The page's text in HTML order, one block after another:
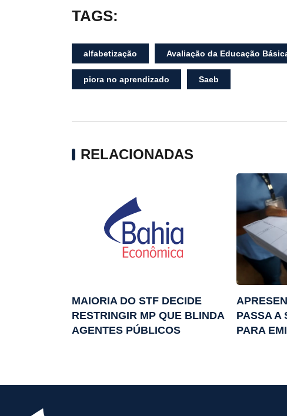
TAGS:
alfabetização Avaliação da Educação
piora no aprendizado Saeb
RELACIONADAS
MAIORIA DO STF DECIDE
RESTRINGIR MP QUE BLINDA
AGENTES PÚBLICOS
PASSA A
PARA